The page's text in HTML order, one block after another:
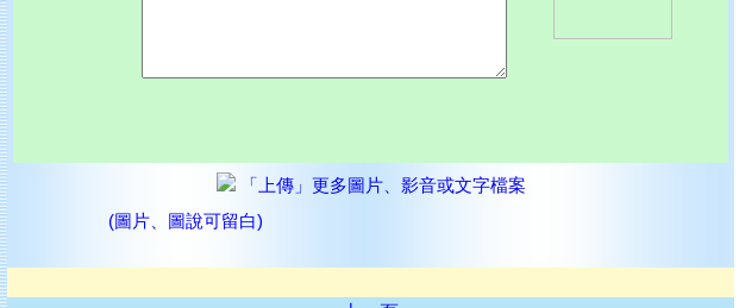
「上傳」更多圖片、影音或文字檔案
(圖片、圖說可留白)